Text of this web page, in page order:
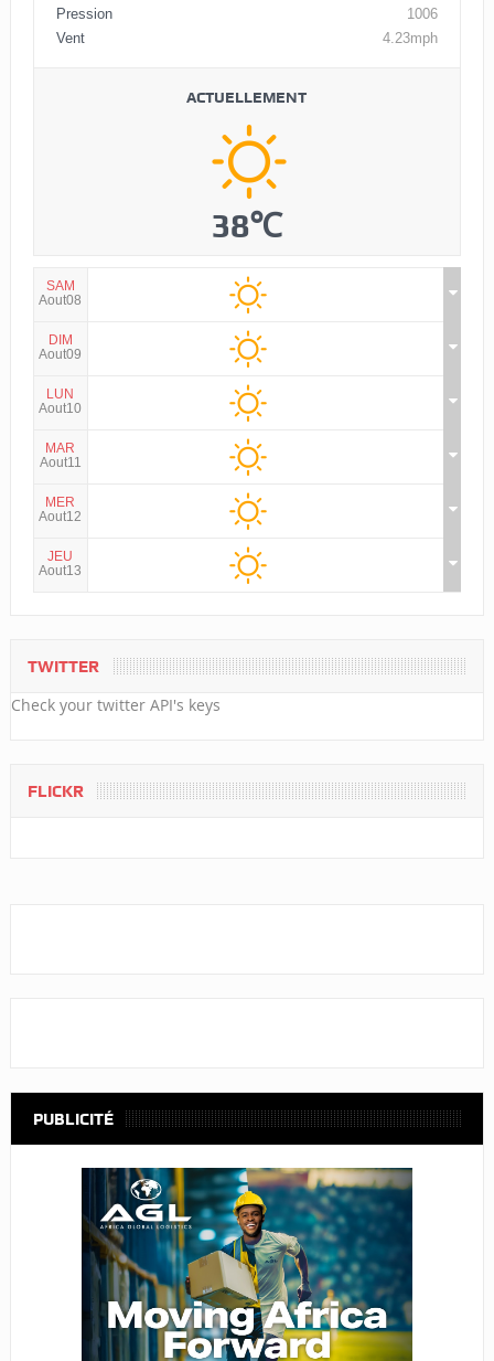
Pression
1006
Vent
4.23mph
ACTUELLEMENT
38℃
SAM
Aout08
DIM
Aout09
LUN
Aout10
MAR
Aout11
MER
Aout12
JEU
Aout13
TWITTER
Check your twitter API's keys
FLICKR
PUBLICITÉ